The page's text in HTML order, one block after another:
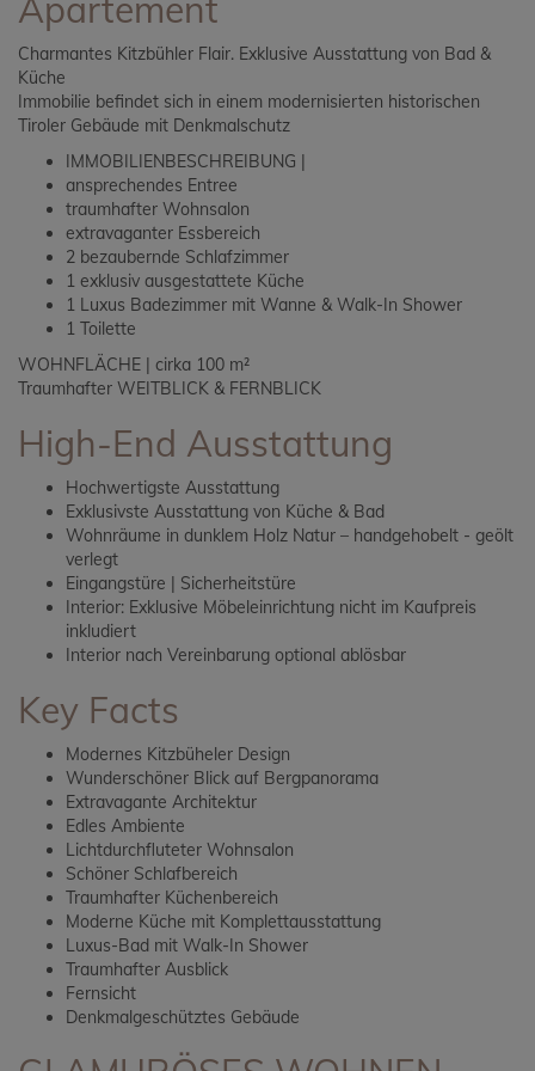
Apartement
Charmantes Kitzbühler Flair. Exklusive Ausstattung von Bad &
Küche
Immobilie befindet sich in einem modernisierten historischen
Tiroler Gebäude mit Denkmalschutz
IMMOBILIENBESCHREIBUNG |
ansprechendes Entree
traumhafter Wohnsalon
extravaganter Essbereich
2 bezaubernde Schlafzimmer
1 exklusiv ausgestattete Küche
1 Luxus Badezimmer mit Wanne & Walk-In Shower
1 Toilette
WOHNFLÄCHE | cirka 100 m²
Traumhafter WEITBLICK & FERNBLICK
High-End Ausstattung
Hochwertigste Ausstattung
Exklusivste Ausstattung von Küche & Bad
Wohnräume in dunklem Holz Natur – handgehobelt - geölt
verlegt
Eingangstüre | Sicherheitstüre
Interior: Exklusive Möbeleinrichtung nicht im Kaufpreis
inkludiert
Interior nach Vereinbarung optional ablösbar
Key Facts
Modernes Kitzbüheler Design
Wunderschöner Blick auf Bergpanorama
Extravagante Architektur
Edles Ambiente
Lichtdurchfluteter Wohnsalon
Schöner Schlafbereich
Traumhafter Küchenbereich
Moderne Küche mit Komplettausstattung
Luxus-Bad mit Walk-In Shower
Traumhafter Ausblick
Fernsicht
Denkmalgeschütztes Gebäude